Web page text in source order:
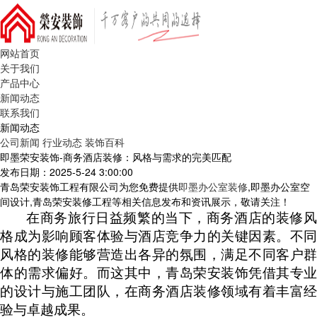
网站首页
关于我们
产品中心
新闻动态
联系我们
新闻动态
公司新闻 行业动态 装饰百科
即墨荣安装饰-商务酒店装修：风格与需求的完美匹配
发布日期：2025-5-24 3:00:00
青岛荣安装饰工程有限公司为您免费提供即墨办公室装修,即墨办公室空
间设计,青岛荣安装修工程等相关信息发布和资讯展示，敬请关注！
在商务旅行日益频繁的当下，商务酒店的装修风
格成为影响顾客体验与酒店竞争力的关键因素。不同
风格的装修能够营造出各异的氛围，满足不同客户群
体的需求偏好。而这其中，青岛荣安装饰凭借其专业
的设计与施工团队，在商务酒店装修领域有着丰富经
验与卓越成果。